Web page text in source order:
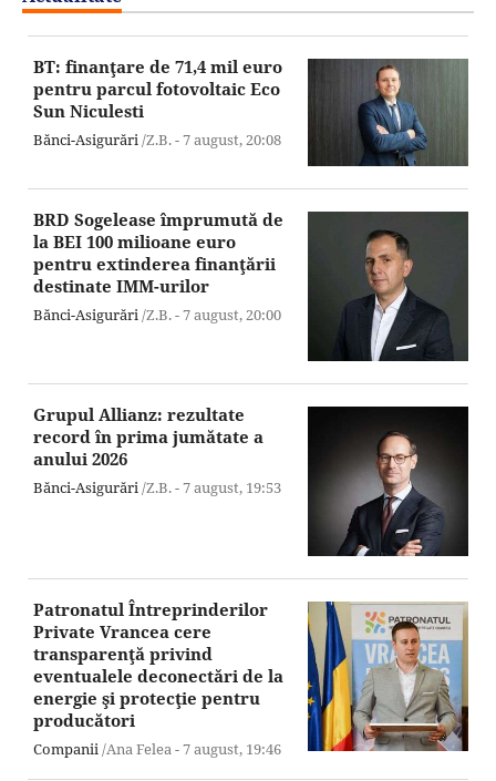
BT: finanţare de 71,4 mil euro
pentru parcul fotovoltaic Eco
Sun Niculesti
Bănci-Asigurări/Z.B. -7 august,20:08
BRD Sogelease împrumută de
la BEI 100 milioane euro
pentru extinderea finanţării
destinate IMM-urilor
Bănci-Asigurări /Z.B. -7 august, 20:00
Grupul Allianz: rezultate
record în prima jumătate a
anului 2026
Bănci-Asigurări/Z.B. -7 august, 19:53
Patronatul Întreprinderilor
Private Vrancea cere
transparenţă privind
eventualele deconectări de la
energie şi protecţie pentru
producători
Companii/Ana Felea -7 august, 19:46